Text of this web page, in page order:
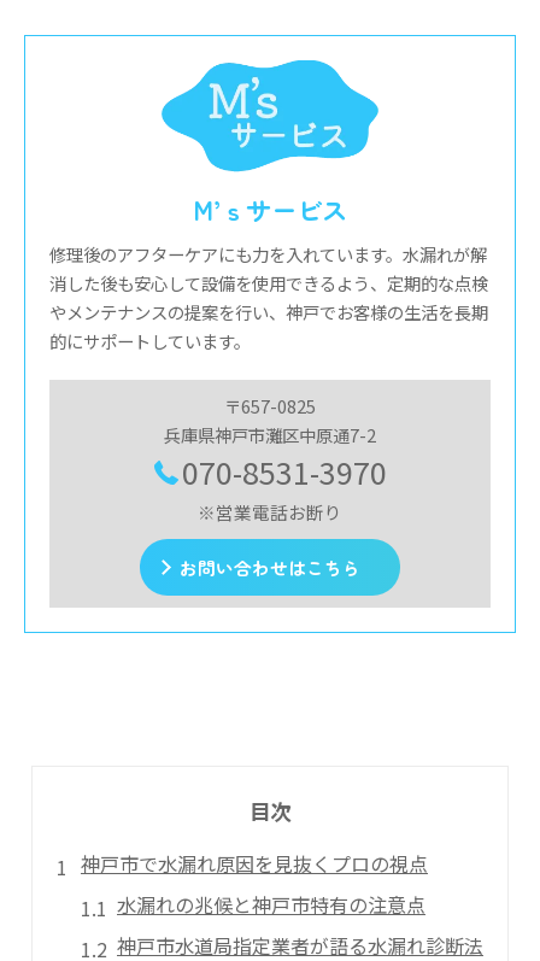
M’ｓサービス
修理後のアフターケアにも力を入れています。水漏れが解
消した後も安心して設備を使用できるよう、定期的な点検
やメンテナンスの提案を行い、神戸でお客様の生活を長期
的にサポートしています。
〒657-0825
兵庫県神戸市灘区中原通7-2
070-8531-3970
※営業電話お断り
お問い合わせはこちら
目次
神戸市で水漏れ原因を見抜くプロの視点
水漏れの兆候と神戸市特有の注意点
神戸市水道局指定業者が語る水漏れ診断法